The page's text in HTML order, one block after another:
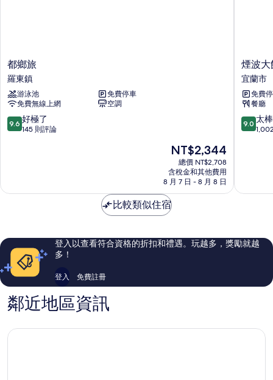
都
鄉
旅
羅
東
鎮
都鄉旅
羅東鎮
游泳池
免費停車
免費無線上網
空調
9.6
分，
極
評
論
9.6 好極了
145 則評論
現
價
格
為
NT$2,344
NT$2,344
總價 NT$2,708
含稅金和其他費用
8 月 7 日 - 8 月 8 日
煙
波
大
飯
店
宜
蘭
煙波大
宜蘭市
免費
餐廳
9.0
分，
棒
評
論
9.0 太
比較類似住宿
登入以查看符合資格的折扣和禮遇。玩越多，獎勵就越
多！
登入 免費註冊
鄰近地區資訊